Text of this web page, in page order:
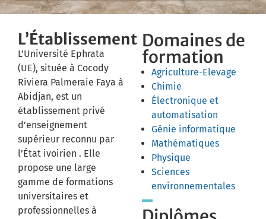
L’Établissement
L’Université Ephrata
(UE), située à Cocody
Riviera Palmeraie Faya à
Abidjan, est un
établissement privé
d’enseignement
supérieur reconnu par
l’État ivoirien . Elle
propose une large
gamme de formations
universitaires et
professionnelles à
Domaines de
formation
Agriculture-Elevage
Chimie
Électronique et
automatisation
Génie informatique
Mathématiques
Physique
Sciences
environnementales